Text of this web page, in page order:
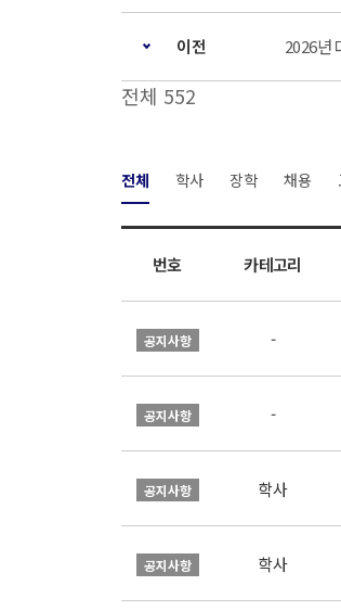
이전 2026년
전체 552
전체 학사 장학 채용
번호 카테고리
공지사항 -
공지사항 -
공지사항 학사
공지사항 학사